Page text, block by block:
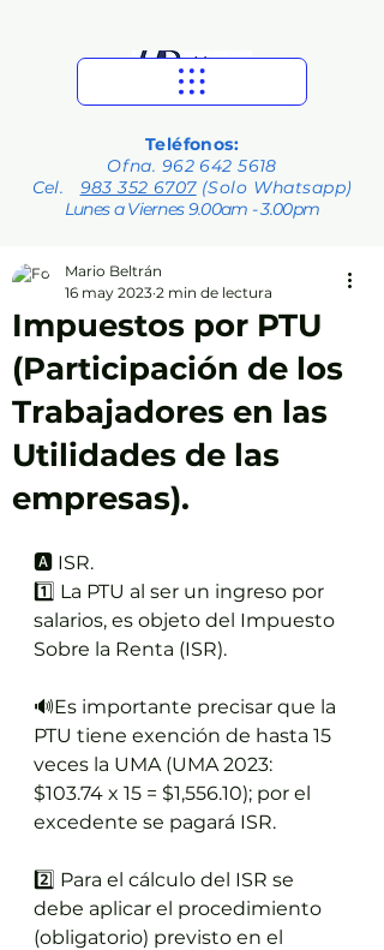
Teléfonos:
Ofna. 962 642 5618
Cel. 983 352 6707(Solo Whatsapp)
Lunes a Viernes 9.00am - 3.00pm
Impuestos por PTU
(Participación de los
Trabajadores en las
Utilidades de las
empresas).
Mario Beltrán
16 may 2023 2 min de lectura
🅰️ ISR.
1️⃣ La PTU al ser un ingreso por
salarios, es objeto del Impuesto
Sobre la Renta (ISR).
🔊Es importante precisar que la
PTU tiene exención de hasta 15
veces la UMA (UMA 2023:
$103.74 x 15 = $1,556.10); por el
excedente se pagará ISR.
2️⃣ Para el cálculo del ISR se
debe aplicar el procedimiento
(obligatorio) previsto en el